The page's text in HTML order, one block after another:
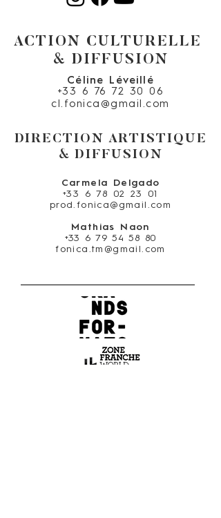
ACTION CULTURELLE
& DIFFUSION
Céline Léveillé
+33 6 76 72 30 06
cl.fonica@gmail.com
DIRECTION ARTISTIQUE
& DIFFUSION
Carmela Delgado
+33 6 78 02 23 01
prod.fonica@gmail.com
Mathias Naon
+33 6 79 54 58 80
fonica.tm@gmail.com